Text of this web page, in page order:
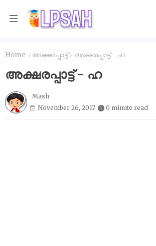
Home അക്ഷരപ്പാട്ട് അക്ഷരപ്പാട്ട് - ഹ
അക്ഷരപ്പാട്ട് - ഹ
Mash
November 26, 2017
0 minute read